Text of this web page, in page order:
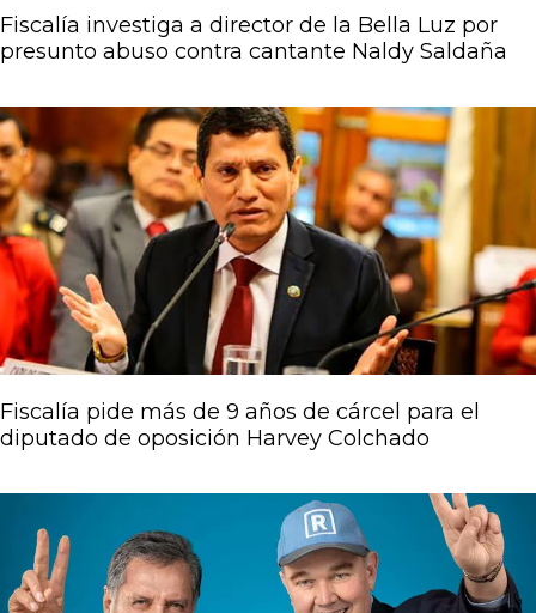
Fiscalía investiga a director de la Bella Luz por
presunto abuso contra cantante Naldy Saldaña
Fiscalía pide más de 9 años de cárcel para el
diputado de oposición Harvey Colchado